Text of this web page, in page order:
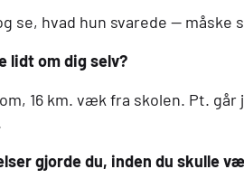
se, hvad hun svarede —
lidt om dig selv?
16 km. væk fra skolen. Pt. går
gjorde du, inden du skulle